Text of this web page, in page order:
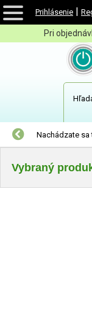
Prihlásenie |
Pri
Nachádzate sa
Vybraný